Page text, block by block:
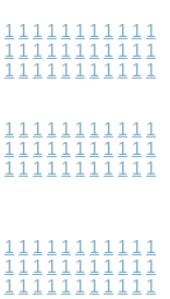
1 1 1 1 1 1 1 1 1 1 1
1 1 1 1 1 1 1 1 1 1 1
1 1 1 1 1 1 1 1 1 1 1
1 1 1 1 1 1 1 1 1 1 1
1 1 1 1 1 1 1 1 1 1 1
1 1 1 1 1 1 1 1 1 1 1
1 1 1 1 1 1 1 1 1 1 1
1 1 1 1 1 1 1 1 1 1 1
1 1 1 1 1 1 1 1 1 1 1